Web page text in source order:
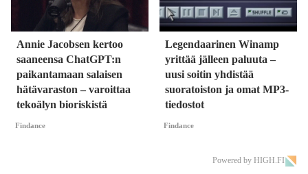
Annie Jacobsen kertoo
saaneensa ChatGPT:n
paikantamaan salaisen
hätävaraston – varoittaa
tekoälyn bioriskistä
Findance
Legendaarinen Winamp
yrittää jälleen paluuta –
uusi soitin yhdistää
suoratoiston ja omat MP3-
tiedostot
Findance
Powered by HIGH.FI